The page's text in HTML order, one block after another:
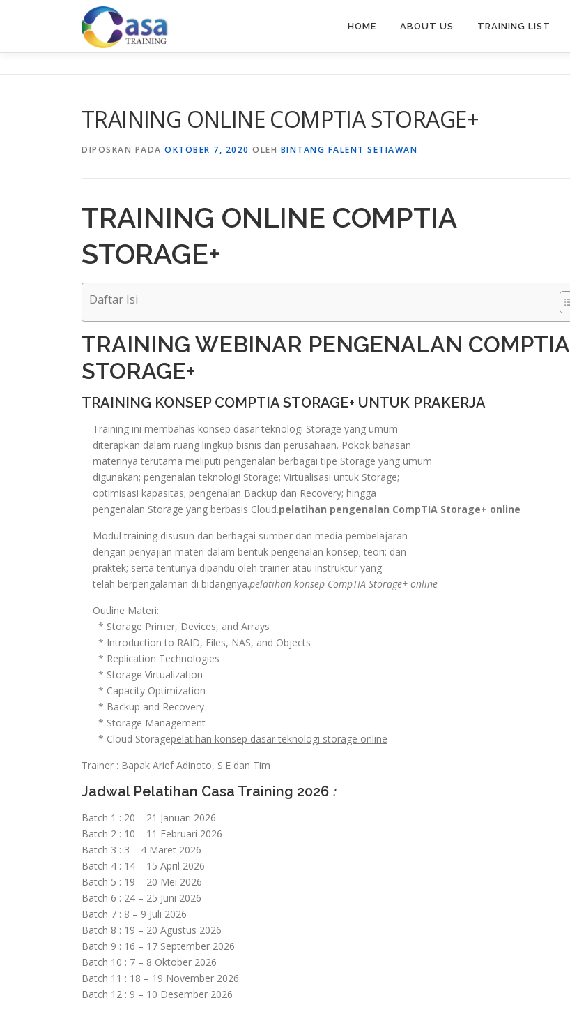
HOME ABOUT US TRAINING LIST
TRAINING ONLINE COMPTIA STORAGE+
DIPOSKAN PADA OKTOBER 7, 2020 OLEH BINTANG FALENT SETIAWAN
TRAINING ONLINE COMPTIA
STORAGE+
Daftar Isi
TRAINING WEBINAR PENGENALAN COMPTIA
STORAGE+
TRAINING KONSEP COMPTIA STORAGE+ UNTUK PRAKERJA
Training ini membahas konsep dasar teknologi Storage yang umum
diterapkan dalam ruang lingkup bisnis dan perusahaan. Pokok bahasan
materinya terutama meliputi pengenalan berbagai tipe Storage yang umum
digunakan; pengenalan teknologi Storage; Virtualisasi untuk Storage;
optimisasi kapasitas; pengenalan Backup dan Recovery; hingga
pengenalan Storage yang berbasis Cloud.pelatihan pengenalan CompTIA Storage+ online
Modul training disusun dari berbagai sumber dan media pembelajaran
dengan penyajian materi dalam bentuk pengenalan konsep; teori; dan
praktek; serta tentunya dipandu oleh trainer atau instruktur yang
telah berpengalaman di bidangnya.pelatihan konsep CompTIA Storage+ online
Outline Materi:
* Storage Primer, Devices, and Arrays
* Introduction to RAID, Files, NAS, and Objects
* Replication Technologies
* Storage Virtualization
* Capacity Optimization
* Backup and Recovery
* Storage Management
* Cloud Storagepelatihan konsep dasar teknologi storage online
Trainer : Bapak Arief Adinoto, S.E dan Tim
Jadwal Pelatihan Casa Training 2026 :
Batch 1 : 20 – 21 Januari 2026
Batch 2 : 10 – 11 Februari 2026
Batch 3 : 3 – 4 Maret 2026
Batch 4 : 14 – 15 April 2026
Batch 5 : 19 – 20 Mei 2026
Batch 6 : 24 – 25 Juni 2026
Batch 7 : 8 – 9 Juli 2026
Batch 8 : 19 – 20 Agustus 2026
Batch 9 : 16 – 17 September 2026
Batch 10 : 7 – 8 Oktober 2026
Batch 11 : 18 – 19 November 2026
Batch 12 : 9 – 10 Desember 2026